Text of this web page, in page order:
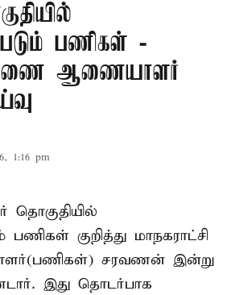
பணிகள் -
இணை ஆணையாளர்
1:16 pm
தொகுதியில்
குறித்து மாநகராட்சி
சரவணன் இன்று
இது தொடர்பாக